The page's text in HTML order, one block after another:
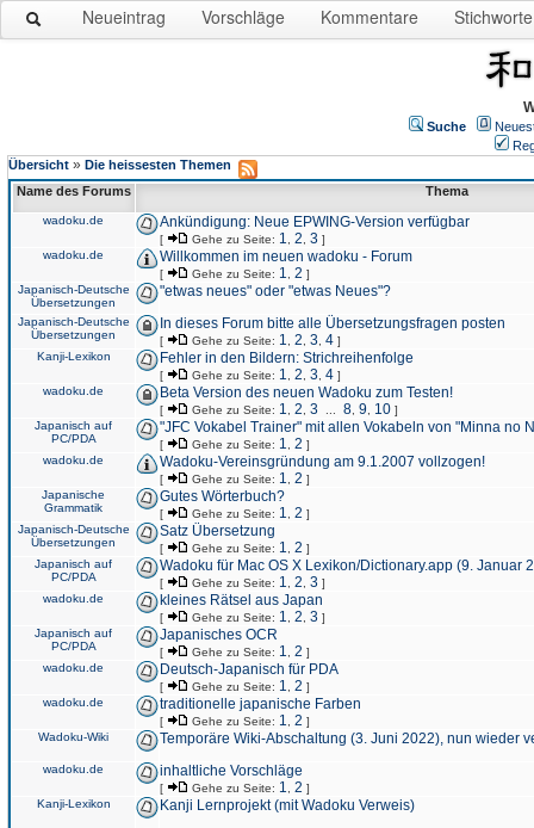
Neueintrag Vorschläge Kommentare Stichworte
Suche
Übersicht » Die heissesten Themen
Name des Forums
Thema
wadoku.de Ankündigung: Neue EPWING-Version verfügbar
[ Gehe zu Seite: 1 2 3 ]
wadoku.de
Willkommen im neuen wadoku - Forum
[ Gehe zu Seite: 1 2 ]
Japanisch-Deutsche
Übersetzungen
"etwas neues" oder "etwas Neues"?
Japanisch-Deutsche
Übersetzungen
In dieses Forum bitte alle Übersetzungsfragen posten
[ Gehe zu Seite: 1 2 3 4 ]
Kanji-Lexikon
Fehler in den Bildern: Strichreihenfolge
[ Gehe zu Seite: 1 2 3 4 ]
wadoku.de
Beta Version des neuen Wadoku zum Testen!
[ Gehe zu Seite: 1 2 3 8 9 10 ]
Japanisch auf
PC/PDA
"JFC Vokabel Trainer" mit allen Vokabeln von "Minna no
[ Gehe zu Seite: 1 2 ]
wadoku.de
Wadoku-Vereinsgründung am 9.1.2007 vollzogen!
[ Gehe zu Seite: 1 2 ]
Japanische
Grammatik
Gutes Wörterbuch?
[ Gehe zu Seite: 1 2 ]
Japanisch-Deutsche
Übersetzungen
Satz Übersetzung
[ Gehe zu Seite: 1 2 ]
Japanisch auf
PC/PDA
Wadoku für Mac OS X Lexikon/Dictionary.app (9. Januar
[ Gehe zu Seite: 1 2 3 ]
wadoku.de
kleines Rätsel aus Japan
[ Gehe zu Seite: 1 2 3 ]
Japanisch auf
PC/PDA
Japanisches OCR
[ Gehe zu Seite: 1 2 ]
wadoku.de
Deutsch-Japanisch für PDA
[ Gehe zu Seite: 1 2 ]
wadoku.de
traditionelle japanische Farben
[ Gehe zu Seite: 1 2 ]
Wadoku-Wiki
Temporäre Wiki-Abschaltung (3. Juni 2022), nun wieder
wadoku.de inhaltliche Vorschläge
[ Gehe zu Seite: 1 2 ]
Kanji-Lexikon
Kanji Lernprojekt (mit Wadoku Verweis)